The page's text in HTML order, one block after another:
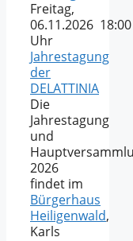
Freitag,
06.11.2026 18:00
Uhr
Jahrestagung
der
DELATTINIA
Die
Jahrestagung
und
2026
findet im
Bürgerhaus
Heiligenwald,
Karls